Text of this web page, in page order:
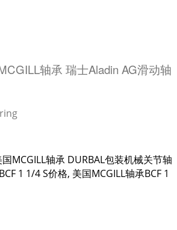
轴承 瑞士Aladin AG滑动轴
MCGILL轴承 DURBAL包装机械关节轴
1 1/4 S价格, 美国MCGILL轴承BCF 1